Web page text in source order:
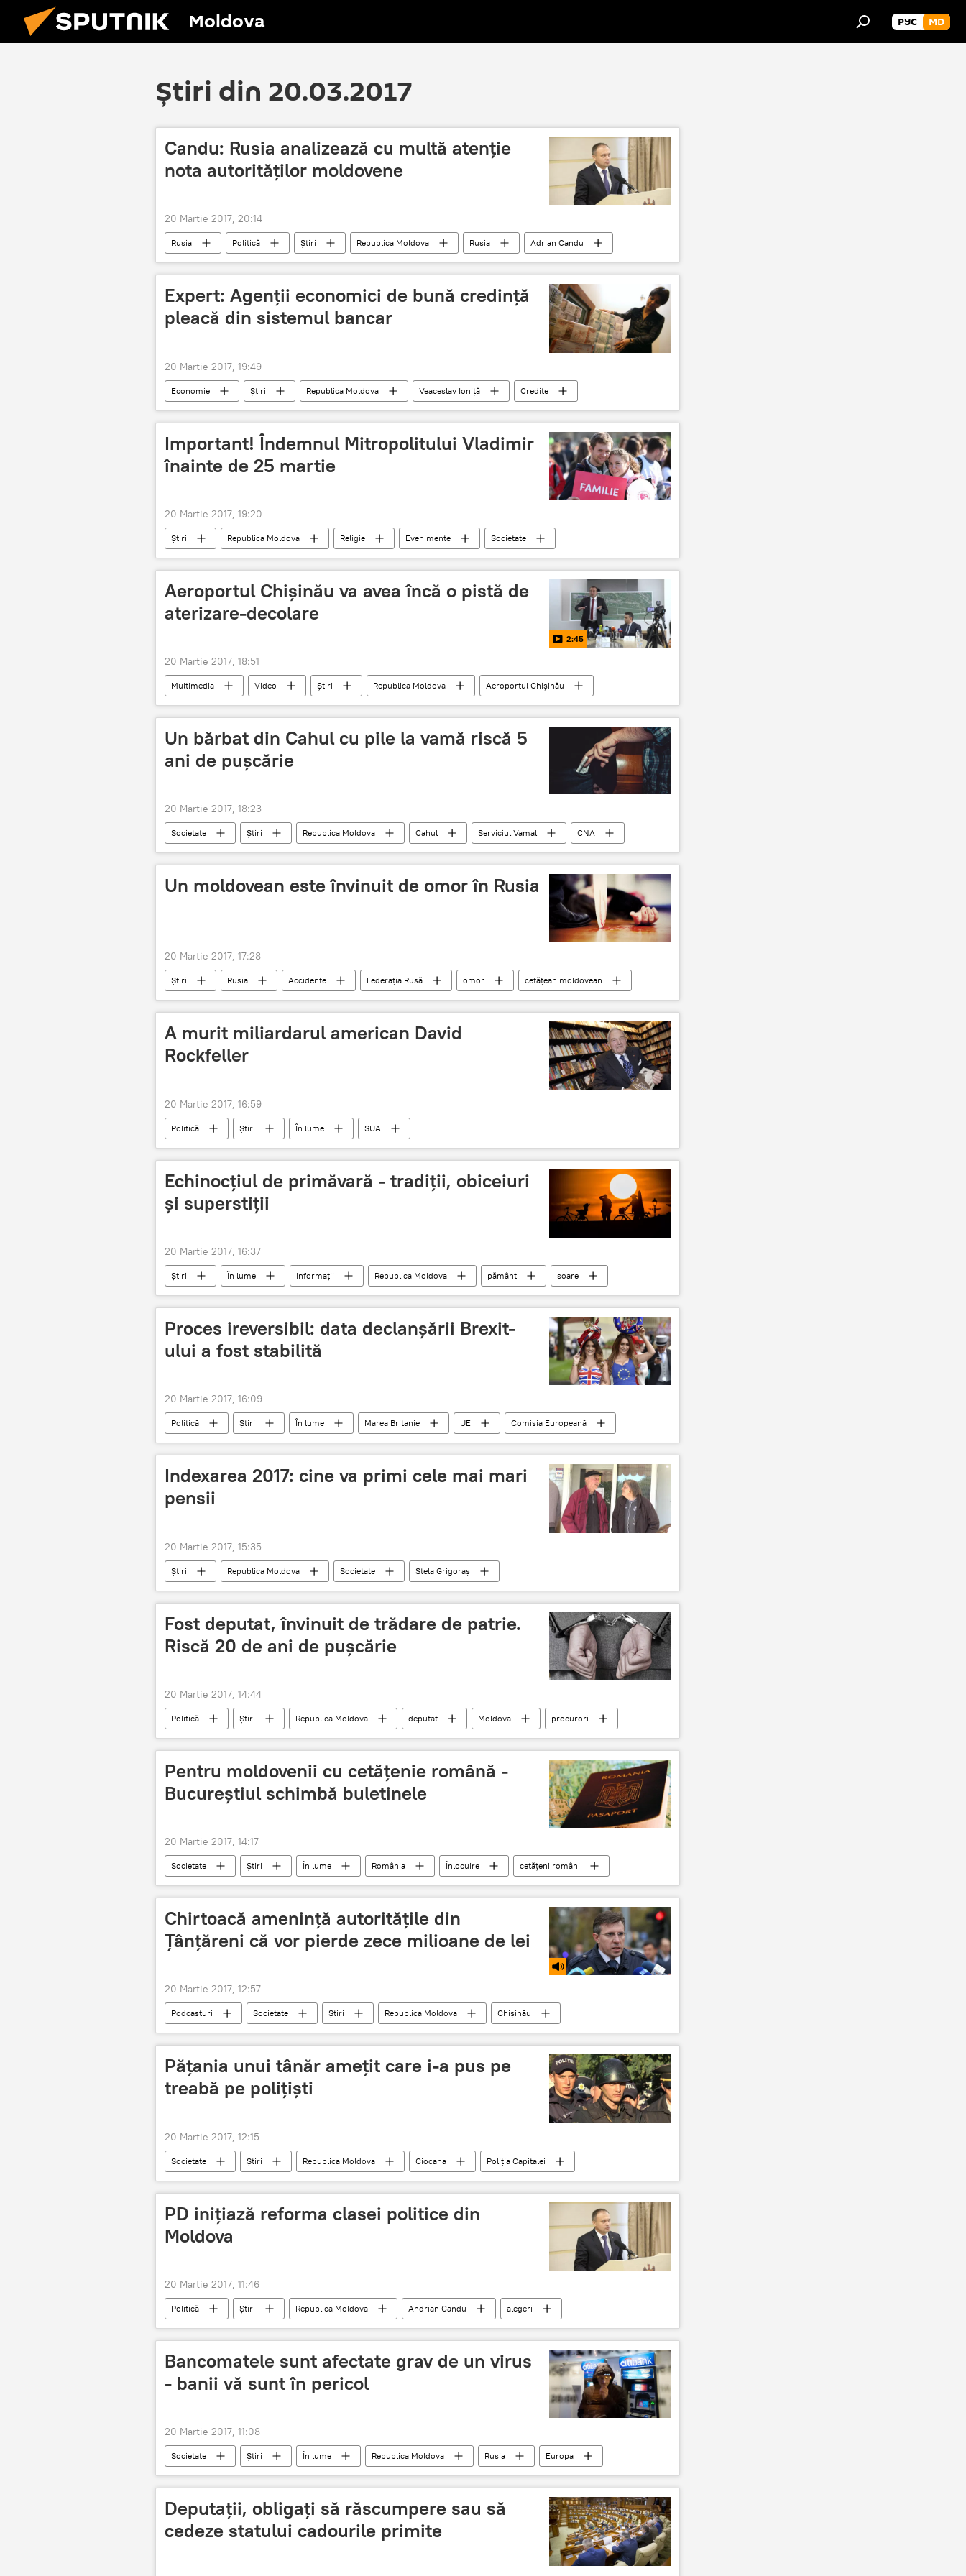
Moldova РУС MD
Știri din 20.03.2017
Candu: Rusia analizează cu multă atenție
nota autorităților moldovene
20 Martie 2017, 20:14
Rusia Politică Știri Republica Moldova Rusia
Adrian Candu
examinare
notă autorități
Expert: Agenții economici de bună credință
pleacă din sistemul bancar
20 Martie 2017, 19:49
Economie Știri Republica Moldova Veaceslav Ioniță
Credite
sistem bancar
Bani Agenți economici
Important! Îndemnul Mitropolitului Vladimir
înainte de 25 martie
20 Martie 2017, 19:20
Știri Republica Moldova Religie Evenimente
Societate
Mitropolitul Vladimir
Mitropolia Chişinăului şi a Întregii Moldove
Marș pentru Viață
Aeroportul Chișinău va avea încă o pistă de
aterizare-decolare
2:45
20 Martie 2017, 18:51
Multimedia Video Știri Republica Moldova
Aeroportul Chișinău
aterizare-decolare
reconstrucție
Un bărbat din Cahul cu pile la vamă riscă 5
ani de pușcărie
20 Martie 2017, 18:23
Societate Știri Republica Moldova Cahul Serviciul Vamal
CNA
bărbat
pușcărie 5 ani pile
Un moldovean este învinuit de omor în Rusia
20 Martie 2017, 17:28
Știri Rusia Accidente Federația Rusă omor
cetățean moldovean
acuzat
A murit miliardarul american David
Rockfeller
20 Martie 2017, 16:59
Politică Știri În lume SUA
Echinocțiul de primăvară - tradiții, obiceiuri
și superstiții
20 Martie 2017, 16:37
Știri În lume Informații Republica Moldova pământ
soare
echinocțiul de primăvară
regiunile polare
Proces ireversibil: data declanșării Brexit-
ului a fost stabilită
20 Martie 2017, 16:09
Politică Știri În lume Marea Britanie UE
Comisia Europeană
Brexit
ieșire Brexit - Marea Britanie vrea să iasă din UE
Indexarea 2017: cine va primi cele mai mari
pensii
20 Martie 2017, 15:35
Știri Republica Moldova Societate
Stela Grigoraș
Ministerul Muncii, Protecției Sociale și Familiei
pensie
cele mai mari pensii
Fost deputat, învinuit de trădare de patrie.
Riscă 20 de ani de pușcărie
20 Martie 2017, 14:44
Politică Știri Republica Moldova deputat Moldova
procurori
spionaj
Iurie Bolboceanu trădare de patrie
Pentru moldovenii cu cetățenie română -
Bucureștiul schimbă buletinele
20 Martie 2017, 14:17
Societate Știri În lume România Înlocuire
cetățeni români
carte de identitate
carte electronică
Chirtoacă amenință autoritățile din
Țânțăreni că vor pierde zece milioane de lei
20 Martie 2017, 12:57
Podcasturi Societate Știri Republica Moldova
Chișinău
Țânțăreni
Dorin Chirtoacă rampă de gunoi groapă de gunoi
Pățania unui tânăr amețit care i-a pus pe
treabă pe polițiști
20 Martie 2017, 12:15
Societate Știri Republica Moldova Ciocana
Poliția Capitalei
escroc
PD inițiază reforma clasei politice din
Moldova
20 Martie 2017, 11:46
Politică Știri Republica Moldova Andrian Candu
alegeri
Moldova
Parlament PD sistem electoral vot uninominal
Bancomatele sunt afectate grav de un virus
- banii vă sunt în pericol
20 Martie 2017, 11:08
Societate Știri În lume Republica Moldova Rusia
Europa
furt
bani pericol alertă virus Atac bancomate
Deputații, obligați să răscumpere sau să
cedeze statului cadourile primite